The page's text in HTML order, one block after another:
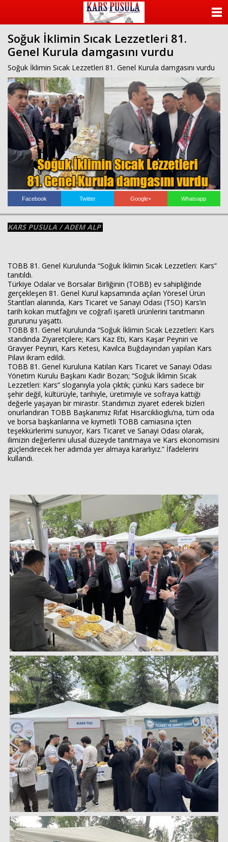
Soğuk İklimin Sıcak Lezzetleri 81.
Genel Kurula damgasını vurdu
Soğuk İklimin Sıcak Lezzetleri 81. Genel Kurula damgasını vurdu
Facebook Twitter Google+ Whatsapp
KARS PUSULA / ADEM ALP
TOBB 81. Genel Kurulunda “Soğuk İklimin Sıcak Lezzetleri: Kars”
tanıtıldı.
Türkiye Odalar ve Borsalar Birliğinin (TOBB) ev sahipliğinde
gerçekleşen 81. Genel Kurul kapsamında açılan Yöresel Ürün
Stantları alanında, Kars Ticaret ve Sanayi Odası (TSO) Kars’ın
tarih kokan mutfağını ve coğrafi işaretli ürünlerini tanıtmanın
gururunu yaşattı.
TOBB 81. Genel Kurulunda “Soğuk İklimin Sıcak Lezzetleri: Kars
standında Ziyaretçilere; Kars Kaz Eti, Kars Kaşar Peyniri ve
Gravyer Peyniri, Kars Ketesi, Kavılca Buğdayından yapılan Kars
Pilavı ikram edildi.
TOBB 81. Genel Kuruluna Katılan Kars Ticaret ve Sanayi Odası
Yönetim Kurulu Başkanı Kadir Bozan; “Soğuk İklimin Sıcak
Lezzetleri: Kars” sloganıyla yola çıktık; çünkü Kars sadece bir
şehir değil, kültürüyle, tarihiyle, üretimiyle ve sofraya kattığı
değerle yaşayan bir mirastır. Standımızı ziyaret ederek bizleri
onurlandıran TOBB Başkanımız Rıfat Hisarciklioglu’na, tüm oda
ve borsa başkanlarına ve kıymetli TOBB camiasına içten
teşekkürlerimi sunuyor, Kars Ticaret ve Sanayi Odası olarak,
ilimizin değerlerini ulusal düzeyde tanıtmaya ve Kars ekonomisini
güçlendirecek her adımda yer almaya kararlıyız.” İfadelerini
kullandı.
KATEGORİLER
ANKETLER
FOTO GALERİ
VİDEO GALERİ
KÜNYE
İLETİŞİM
Haberin Doğru Adresi.